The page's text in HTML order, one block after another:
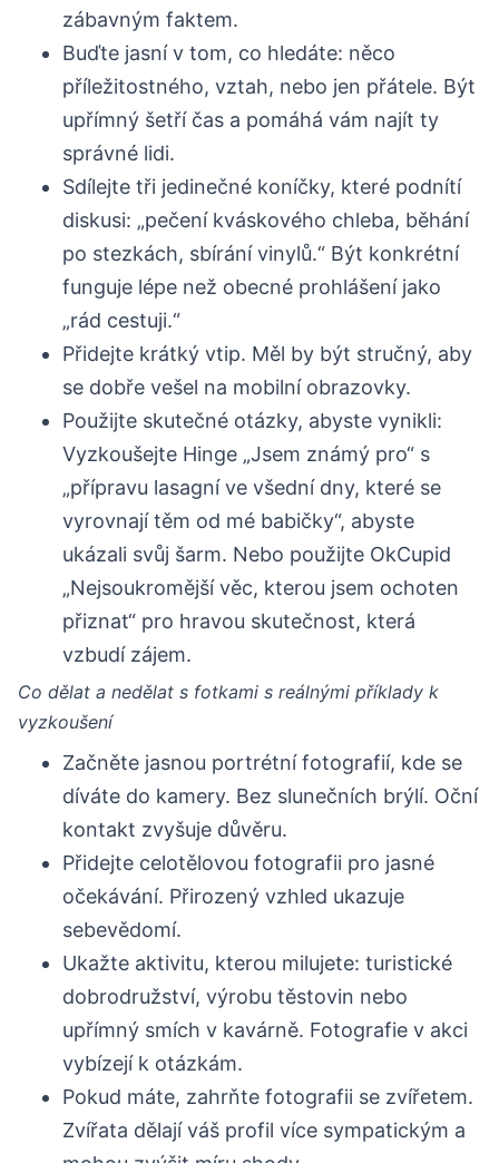
zábavným faktem.
Buďte jasní v tom, co hledáte: něco
příležitostného, vztah, nebo jen přátele. Být
upřímný šetří čas a pomáhá vám najít ty
správné lidi.
Sdílejte tři jedinečné koníčky, které podnítí
diskusi: „pečení kváskového chleba, běhání
po stezkách, sbírání vinylů.“ Být konkrétní
funguje lépe než obecné prohlášení jako
„rád cestuji.“
Přidejte krátký vtip. Měl by být stručný, aby
se dobře vešel na mobilní obrazovky.
Použijte skutečné otázky, abyste vynikli:
Vyzkoušejte Hinge „Jsem známý pro“ s
„přípravu lasagní ve všední dny, které se
vyrovnají těm od mé babičky“, abyste
ukázali svůj šarm. Nebo použijte OkCupid
„Nejsoukromější věc, kterou jsem ochoten
přiznat“ pro hravou skutečnost, která
vzbudí zájem.
Co dělat a nedělat s fotkami s reálnými příklady k
vyzkoušení
Začněte jasnou portrétní fotografií, kde se
díváte do kamery. Bez slunečních brýlí. Oční
kontakt zvyšuje důvěru.
Přidejte celotělovou fotografii pro jasné
očekávání. Přirozený vzhled ukazuje
sebevědomí.
Ukažte aktivitu, kterou milujete: turistické
dobrodružství, výrobu těstovin nebo
upřímný smích v kavárně. Fotografie v akci
vybízejí k otázkám.
Pokud máte, zahrňte fotografii se zvířetem.
Zvířata dělají váš profil více sympatickým a